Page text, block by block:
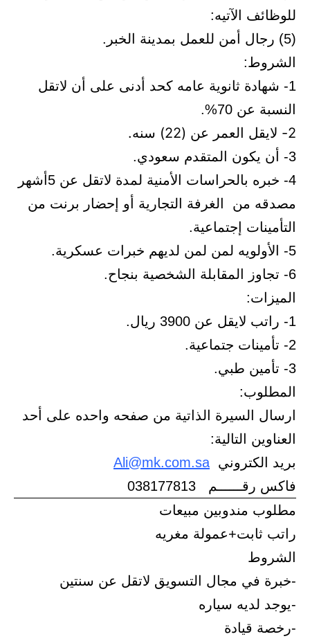
للوظائف الآتيه:
(5) رجال أمن للعمل بمدينة الخبر.
الشروط:
1- شهادة ثانوية عامه كحد أدنى على أن لاتقل
النسبة عن 70%.
2- لايقل العمر عن (22) سنه.
3- أن يكون المتقدم سعودي.
4- خبره بالحراسات الأمنية لمدة لاتقل عن 5أشهر
مصدقه من الغرفة التجارية أو إحضار برنت من
التأمينات إجتماعية.
5- الأولويه لمن لمن لديهم خبرات عسكرية.
6- تجاوز المقابلة الشخصية بنجاح.
الميزات:
1- راتب لايقل عن 3900 ريال.
2- تأمينات جتماعية.
3- تأمين طبي.
المطلوب:
ارسال السيرة الذاتية من صفحه واحده على أحد
العناوين التالية:
بريد الكتروني Ali@mk.com.sa
فاكس رقــــــم 038177813
مطلوب مندوبين مبيعات
راتب ثابت+عمولة مغريه
الشروط
-خبرة في مجال التسويق لاتقل عن سنتين
-يوجد لديه سياره
-رخصة قيادة